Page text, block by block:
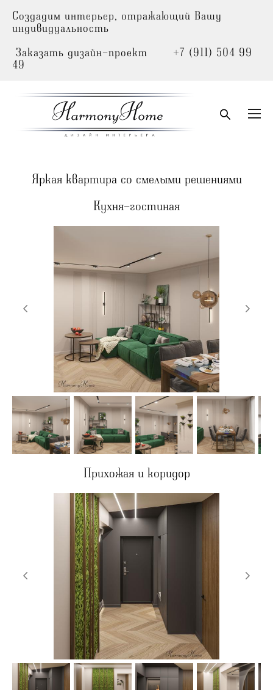
Создадим интерьер, отражающий Вашу
индивидуальность
Заказать дизайн-проект +7 (911) 504 99
49
Яркая квартира со смелыми решениями
Кухня-гостиная
Прихожая и коридор